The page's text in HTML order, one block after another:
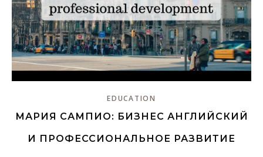
EDUCATION
МАРИЯ САМПИО: БИЗНЕС АНГЛИЙСКИЙ
И ПРОФЕССИОНАЛЬНОЕ РАЗВИТИЕ